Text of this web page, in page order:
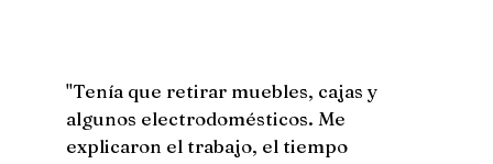
"Tenía que retirar muebles, cajas y
algunos electrodomésticos. Me
explicaron el trabajo, el tiempo